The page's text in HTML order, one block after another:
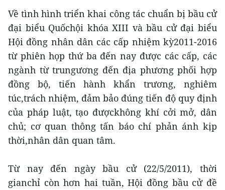
Về tình hình triển khai công tác chuẩn bị bầu cử
đại biểu Quốchội khóa XIII và bầu cử đại biểu
Hội đồng nhân dân các cấp nhiệm kỳ2011-2016
từ phiên họp thứ ba đến nay được các cấp, các
ngành từ trungương đến địa phương phối hợp
đồng bộ, tiến hành khẩn trương, nghiêm
túc,trách nhiệm, đảm bảo đúng tiến độ quy định
của pháp luật, tạo đượckhông khí cởi mở, dân
chủ; cơ quan thông tấn báo chí phản ánh kịp
thời,nhân dân quan tâm.
Từ nay đến ngày bầu cử (22/5/2011), thời
gianchỉ còn hơn hai tuần, Hội đồng bầu cử đề